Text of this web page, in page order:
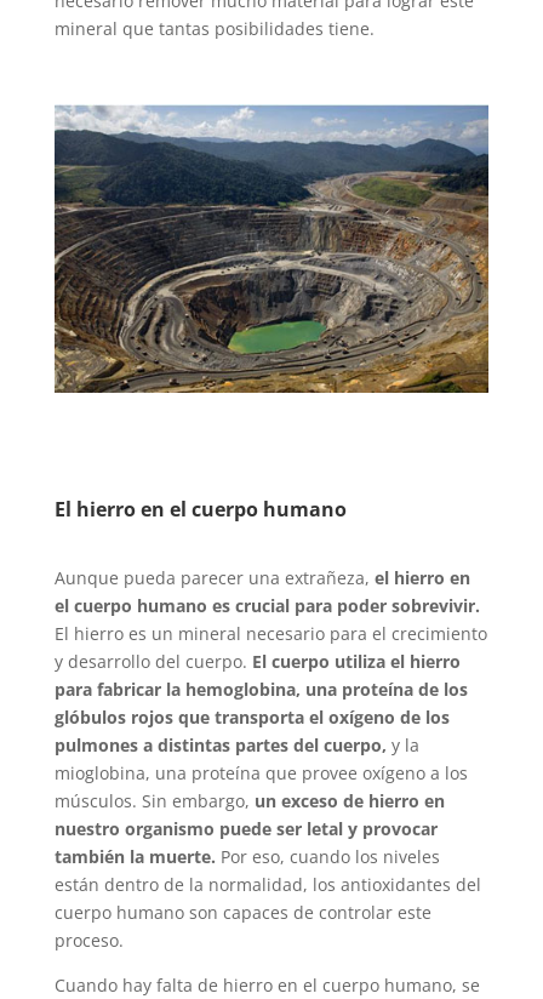
mineral que tantas posibilidades tiene.
El hierro en el cuerpo humano
Aunque pueda parecer una extrañeza, el hierro en
el cuerpo humano es crucial para poder sobrevivir.
El hierro es un mineral necesario para el crecimiento
y desarrollo del cuerpo. El cuerpo utiliza el hierro
para fabricar la hemoglobina, una proteína de los
glóbulos rojos que transporta el oxígeno de los
pulmones a distintas partes del cuerpo, y la
mioglobina, una proteína que provee oxígeno a los
músculos. Sin embargo, un exceso de hierro en
nuestro organismo puede ser letal y provocar
también la muerte. Por eso, cuando los niveles
están dentro de la normalidad, los antioxidantes del
cuerpo humano son capaces de controlar este
proceso.
Cuando hay falta de hierro en el cuerpo humano, se